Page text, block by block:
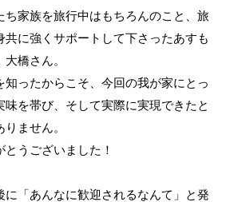
ち家族を旅行中はもちろんのこと、旅
共に強くサポートして下さったあすも
橋さん。
知ったからこそ、今回の我が家にとっ
味を帯び、そして実際に実現できたと
ません。
うございました！
に「あんなに歓迎されるなんて」と発